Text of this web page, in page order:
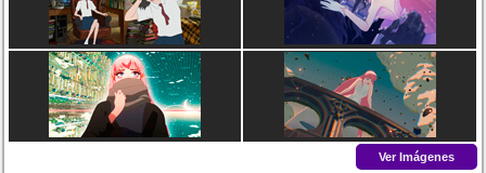
Ver Imágenes